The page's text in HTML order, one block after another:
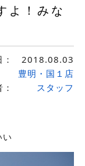
よ！みな
2018.08.03
豊明・国１店
スタッフ
い